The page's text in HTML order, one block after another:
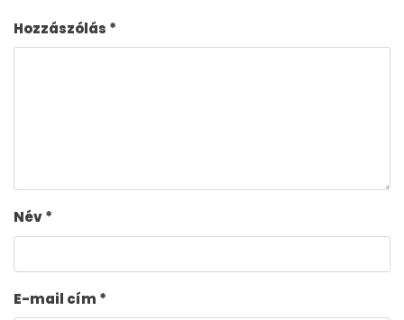
Hozzászólás *
Név*
E-mail cím *